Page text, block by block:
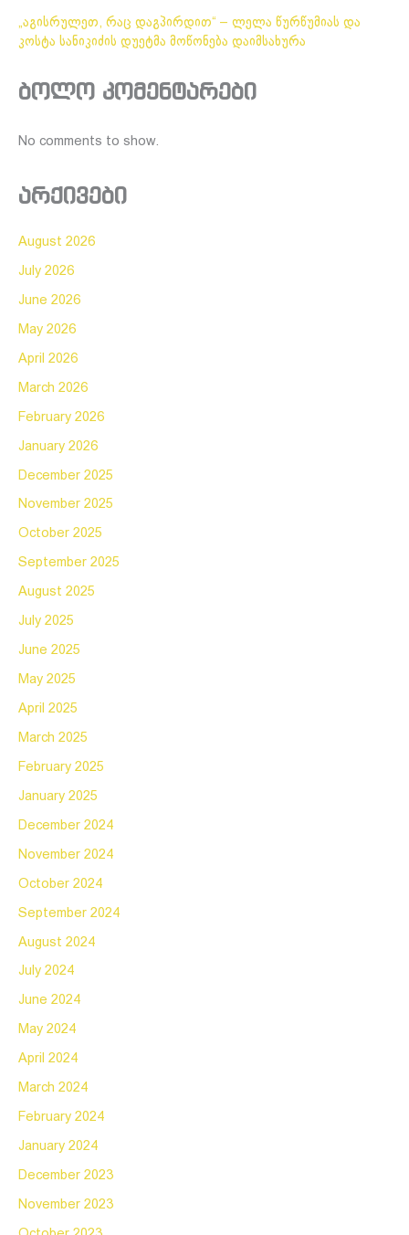
„აგისრულეთ, რაც დაგპირდით“ – ლელა წურწუმიას და
კოსტა სანიკიძის დუეტმა მოწონება დაიმსახურა
ბოლო კომენტარები
No comments to show.
არქივები
August 2026
July 2026
June 2026
May 2026
April 2026
March 2026
February 2026
January 2026
December 2025
November 2025
October 2025
September 2025
August 2025
July 2025
June 2025
May 2025
April 2025
March 2025
February 2025
January 2025
December 2024
November 2024
October 2024
September 2024
August 2024
July 2024
June 2024
May 2024
April 2024
March 2024
February 2024
January 2024
December 2023
November 2023